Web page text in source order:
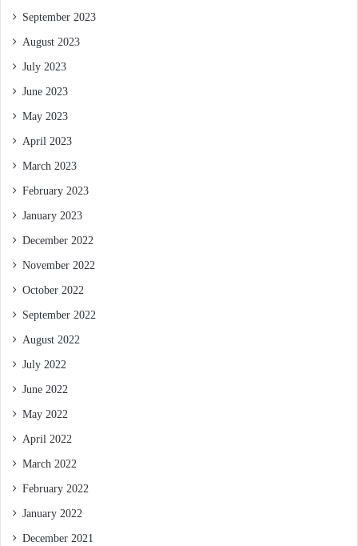
September 2023
August 2023
July 2023
June 2023
May 2023
April 2023
March 2023
February 2023
January 2023
December 2022
November 2022
October 2022
September 2022
August 2022
July 2022
June 2022
May 2022
April 2022
March 2022
February 2022
January 2022
December 2021